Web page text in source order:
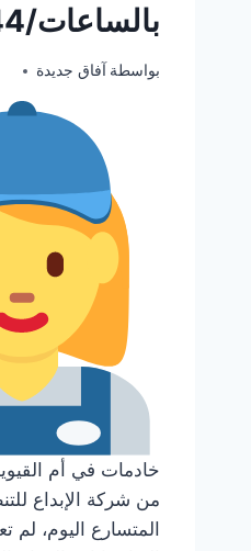
بالساعات/0547557544
بواسطة آفاق جديدة يونيو 29, 2025
خادمات في أم
من شركة الإبداع
المتسارع اليوم، لم